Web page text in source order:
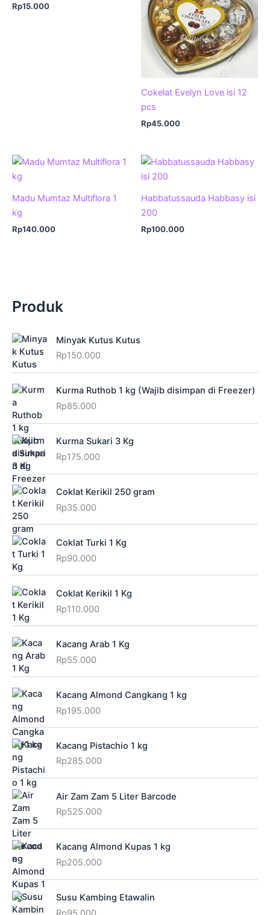
Rp15.000
Cokelat Evelyn Love isi 12
pcs
Rp45.000
Madu Mumtaz Multiflora 1
kg
Rp140.000
Habbatussauda Habbasy isi
200
Rp100.000
Produk
Minyak Kutus Kutus
Rp150.000
Kurma Ruthob 1 kg (Wajib disimpan di Freezer)
Rp85.000
Kurma Sukari 3 Kg
Rp175.000
Coklat Kerikil 250 gram
Rp35.000
Coklat Turki 1 Kg
Rp90.000
Coklat Kerikil 1 Kg
Rp110.000
Kacang Arab 1 Kg
Rp55.000
Kacang Almond Cangkang 1 kg
Rp195.000
Kacang Pistachio 1 kg
Rp285.000
Air Zam Zam 5 Liter Barcode
Rp525.000
Kacang Almond Kupas 1 kg
Rp205.000
Susu Kambing Etawalin